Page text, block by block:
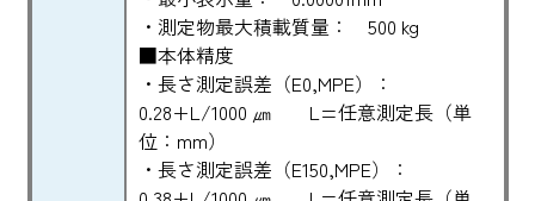
・測定物最大積載質量： 500 kg
■本体精度
・長さ測定誤差（E0,MPE）：
0.28+L/1000 ㎛ L=任意測定長（単
位：mm）
・長さ測定誤差（E150,MPE）：